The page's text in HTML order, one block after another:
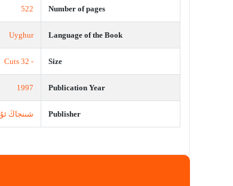
Number of pages
522
Language of the Book
Uyghur
Size
- 32 Cuts
Publication Year
1997
Publisher شىنجاڭ